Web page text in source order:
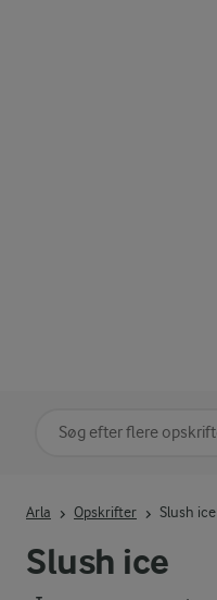
Slush ice
Arla Opskrifter Slush ice
Søg på kategori